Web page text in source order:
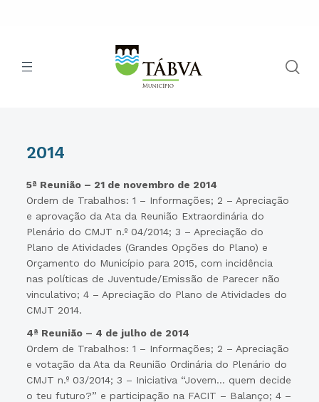
2014
5ª Reunião – 21 de novembro de 2014
Ordem de Trabalhos: 1 – Informações; 2 – Apreciação
e aprovação da Ata da Reunião Extraordinária do
Plenário do CMJT n.º 04/2014; 3 – Apreciação do
Plano de Atividades (Grandes Opções do Plano) e
Orçamento do Município para 2015, com incidência
nas políticas de Juventude/Emissão de Parecer não
vinculativo; 4 – Apreciação do Plano de Atividades do
CMJT 2014.
4ª Reunião – 4 de julho de 2014
Ordem de Trabalhos: 1 – Informações; 2 – Apreciação
e votação da Ata da Reunião Ordinária do Plenário do
CMJT n.º 03/2014; 3 – Iniciativa “Jovem… quem decide
o teu futuro?” e participação na FACIT – Balanço; 4 –